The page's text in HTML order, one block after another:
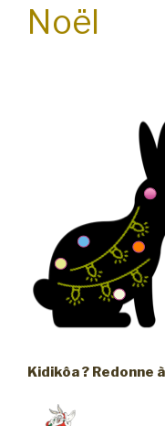
Noël
Kidikôa ? Redonne